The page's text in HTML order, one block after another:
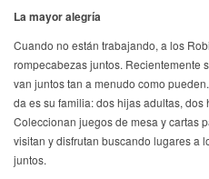
La mayor alegría
Cuando no están trabajando, a los
rompecabezas juntos. Recientemente
van juntos tan a menudo como
da es su familia: dos hijas adultas, dos
Coleccionan juegos de mesa y cartas
visitan y disfrutan buscando lugares a
juntos.